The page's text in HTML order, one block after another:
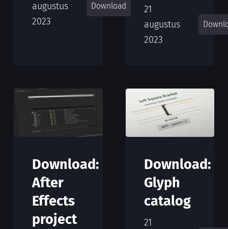
augustus
2023
Download
21
augustus
2023
Download:
After
Effects
project
Download:
Glyph
catalog
21